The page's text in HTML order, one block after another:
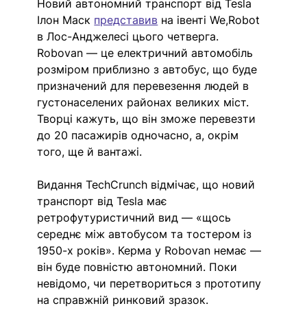
Новий автономний транспорт від Tesla
Ілон Маск представив на івенті We,Robot
в Лос-Анджелесі цього четверга.
Robovan — це електричний автомобіль
розміром приблизно з автобус, що буде
призначений для перевезення людей в
густонаселених районах великих міст.
Творці кажуть, що він зможе перевезти
до 20 пасажирів одночасно, а, окрім
того, ще й вантажі.
Видання TechCrunch відмічає, що новий
транспорт від Tesla має
ретрофутуристичний вид — «щось
середнє між автобусом та тостером із
1950-х років». Керма у Robovan немає —
він буде повністю автономний. Поки
невідомо, чи перетвориться з прототипу
на справжній ринковий зразок.